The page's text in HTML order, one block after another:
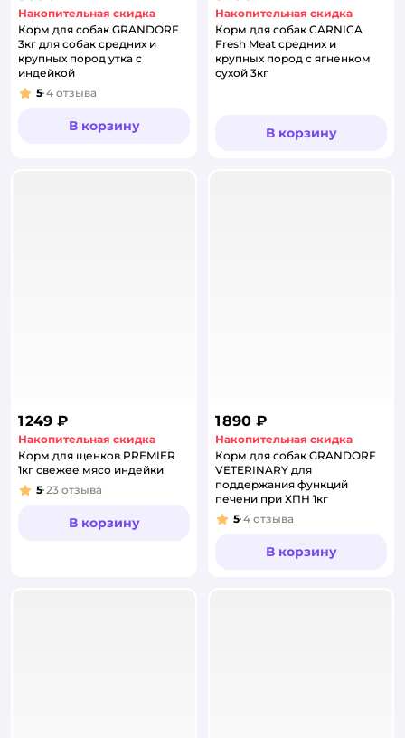
Накопительная скидка
Корм для собак GRANDORF
3кг для собак средних и
крупных пород утка с
индейкой
Рейтинг:
5 4 отзыва
В корзину
Накопительная скидка
Корм для собак CARNICA
Fresh Meat средних и
крупных пород с ягненком
сухой 3кг
В корзину
1 249 ₽
Накопительная скидка
Корм для щенков PREMIER
1кг свежее мясо индейки
Рейтинг:
5 23 отзыва
В корзину
1 890 ₽
Накопительная скидка
Корм для собак GRANDORF
VETERINARY для
поддержания функций
печени при ХПН 1кг
Рейтинг:
5 4 отзыва
В корзину